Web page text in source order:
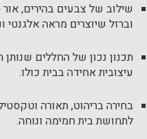
שילוב של צבעים בהירים,
וברזל שיוצרים מראה אלגנטי
תכנון נכון של החללים
עיצובית אחידה בבית כולו.
בחירה בריהוט, תאורה
לתחושת בית חמימה ונוחה.